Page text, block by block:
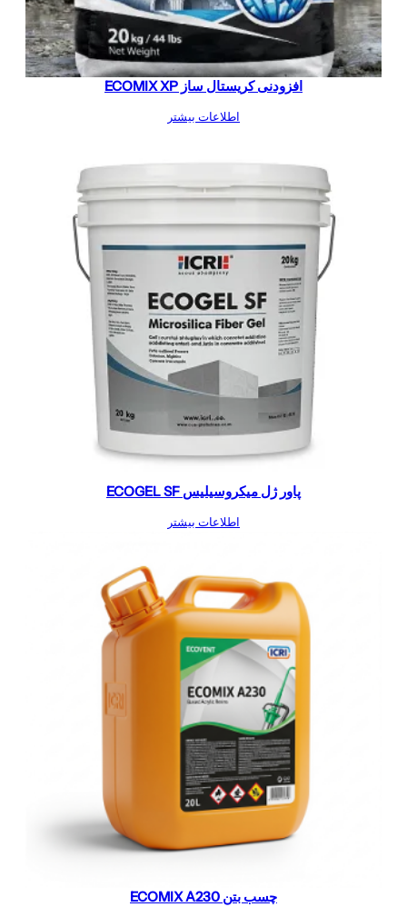
افزودنی کریستال ساز ECOMIX XP
اطلاعات بیشتر
پاور ژل میکروسیلیس ECOGEL SF
اطلاعات بیشتر
چسب بتن ECOMIX A230